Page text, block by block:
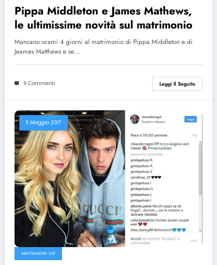
Pippa Middleton e James Mathews,
le ultimissime novità sul matrimonio
Mancano orami 4 giorni al matrimonio di Pippa Middleton e di
Jeames Matthews e se…
9 Commenti Leggi Il Seguito
11 Maggio 2017
MATRIMONI VIP